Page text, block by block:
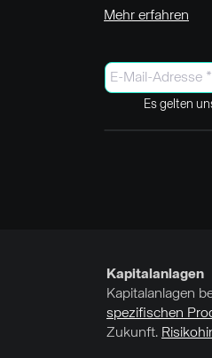
Mehr erfahren
Es gelten
Kapitalanlagen
Kapitalanlagen
spezifischen
Zukunft.